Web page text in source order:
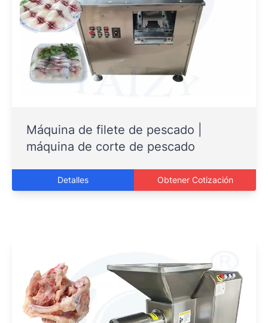
Máquina de filete de pescado |
máquina de corte de pescado
Detalles Obtener Cotización